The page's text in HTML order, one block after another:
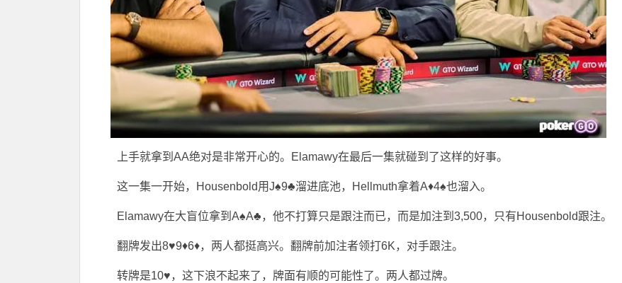
上手就拿到AA绝对是非常开心的。Elamawy在最后一集就碰到了这样的好事。
这一集一开始，Housenbold用J♠9♣溜进底池，Hellmuth拿着A♦4♠也溜入。
Elamawy在大盲位拿到A♠A♣，他不打算只是跟注而已，而是加注到3,500，只有Housenbold跟注。
翻牌发出8♥9♦6♦，两人都挺高兴。翻牌前加注者领打6K，对手跟注。
转牌是10♥，这下浪不起来了，牌面有顺的可能性了。两人都过牌。